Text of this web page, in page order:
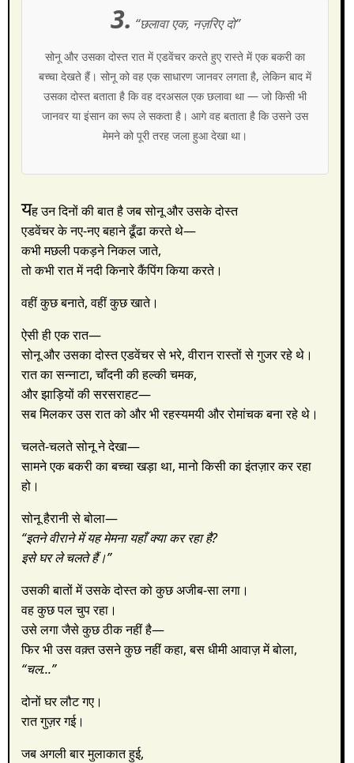
3. “छलावा एक, नज़रिए दो”
सोनू और उसका दोस्त रात में एडवेंचर करते हुए रास्ते में एक बकरी का
बच्चा देखते हैं। सोनू को वह एक साधारण जानवर लगता है, लेकिन बाद में
उसका दोस्त बताता है कि वह दरअसल एक छलावा था — जो किसी भी
जानवर या इंसान का रूप ले सकता है। आगे वह बताता है कि उसने उस
मेमने को पूरी तरह जला हुआ देखा था।
यह उन दिनों की बात है जब सोनू और उसके दोस्त
एडवेंचर के नए-नए बहाने ढूँढा करते थे—
कभी मछली पकड़ने निकल जाते,
तो कभी रात में नदी किनारे कैंपिंग किया करते।
वहीं कुछ बनाते, वहीं कुछ खाते।
ऐसी ही एक रात—
सोनू और उसका दोस्त एडवेंचर से भरे, वीरान रास्तों से गुजर रहे थे।
रात का सन्नाटा, चाँदनी की हल्की चमक,
और झाड़ियों की सरसराहट—
सब मिलकर उस रात को और भी रहस्यमयी और रोमांचक बना रहे थे।
चलते-चलते सोनू ने देखा—
सामने एक बकरी का बच्चा खड़ा था, मानो किसी का इंतज़ार कर रहा
हो।
सोनू हैरानी से बोला—
“इतने वीराने में यह मेमना यहाँ क्या कर रहा है?
इसे घर ले चलते हैं।”
उसकी बातों में उसके दोस्त को कुछ अजीब-सा लगा।
वह कुछ पल चुप रहा।
उसे लगा जैसे कुछ ठीक नहीं है—
फिर भी उस वक़्त उसने कुछ नहीं कहा, बस धीमी आवाज़ में बोला,
“चल...”
दोनों घर लौट गए।
रात गुज़र गई।
जब अगली बार मुलाकात हुई,